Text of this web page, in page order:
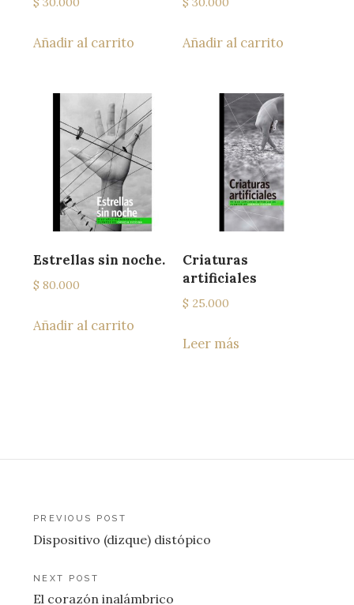
Añadir al carrito Añadir al carrito
Estrellas sin noche.
$ 80.000
Añadir al carrito
Criaturas
artificiales
$ 25.000
Leer más
Navegación
de
entradas
PREVIOUS POST
Dispositivo (dizque) distópico
NEXT POST
El corazón inalámbrico